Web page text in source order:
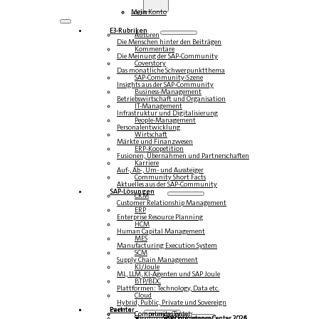
Login
Mein Konto
E3-RubrikenAutoren
Die Menschen hinter den Beiträgen
Kommentare
Die Meinung der SAP-Community
Coverstory
Das monatliche Schwerpunktthema
SAP-Community-Szene
Insights aus der SAP-Community
Business-Management
Betriebswirtschaft und Organisation
IT-Management
Infrastruktur und Digitalisierung
People-Management
Personalentwicklung
Wirtschaft
Märkte und Finanzwesen
ERP-Koopetition
Fusionen, Übernahmen und Partnerschaften
Karriere
Auf-, Ab-, Um- und Aussteiger
Community Short Facts
Aktuelles aus der SAP-Community
SAP-Lösungen
CRM
Customer Relationship Management
ERP
Enterprise Resource Planning
HCM
Human Capital Management
MES
Manufacturing Execution System
SCM
Supply Chain Management
KI/Joule
ML, LLM, KI-Agenten und SAP Joule
BTP/BDC
Plattformen: Technology, Data etc.
Cloud
Hybrid, Public, Private und Sovereign
Partner
Events Community-Events
Competence Center